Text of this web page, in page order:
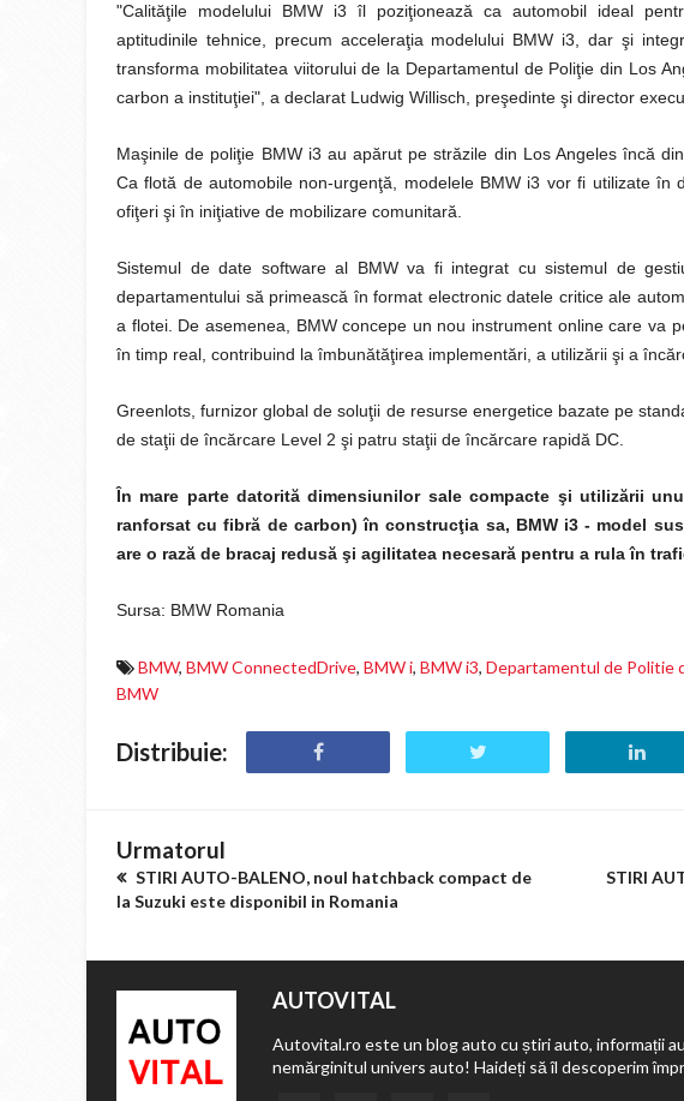
"Calităţile modelului BMW i3 îl poziţionează ca automobil ideal
aptitudinile tehnice, precum acceleraţia modelului BMW i3, dar şi
transforma mobilitatea viitorului de la Departamentul de Poliţie din Los
carbon a instituţiei", a declarat Ludwig Willisch, preşedinte şi director
Maşinile de poliţie BMW i3 au apărut pe străzile din Los Angeles încă
Ca flotă de automobile non-urgenţă, modelele BMW i3 vor fi utilizate în
ofiţeri şi în iniţiative de mobilizare comunitară.
Sistemul de date software al BMW va fi integrat cu sistemul de
departamentului să primească în format electronic datele critice ale
a flotei. De asemenea, BMW concepe un nou instrument online care va
în timp real, contribuind la îmbunătăţirea implementări, a utilizării şi a
Greenlots, furnizor global de soluţii de resurse energetice bazate pe
de staţii de încărcare Level 2 şi patru staţii de încărcare rapidă DC.
În mare parte datorită dimensiunilor sale compacte şi utilizării
ranforsat cu fibră de carbon) în construcţia sa, BMW i3 - model
are o rază de bracaj redusă şi agilitatea necesară pentru a rula în
Sursa: BMW Romania
BMW, BMW ConnectedDrive, BMW i, BMW i3, Departamentul de Politie
BMW
Distribuie:
Urmatorul
STIRI AUTO-BALENO, noul hatchback compact de
la Suzuki este disponibil in Romania
STIRI
AUTOVITAL
Autovital.ro este un blog auto cu știri auto, informații
nemărginitul univers auto! Haideți să îl descoperim